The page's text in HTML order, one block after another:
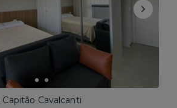
Capitão Cavalcanti